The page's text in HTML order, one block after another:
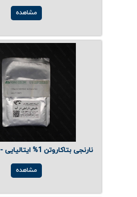
مشاهده
نارنجی بتاکاروتن 1% ایتالیایی - محلول در آب
مشاهده